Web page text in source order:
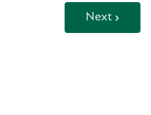
Next